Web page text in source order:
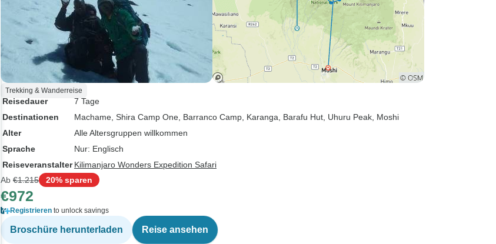
Trekking & Wanderreise
Reisedauer
7 Tage
Destinationen
Machame , Shira Camp One , Barranco Camp , Karanga , Barafu Hut , Uhuru Peak , Moshi
Alter
Alle Altersgruppen willkommen
Sprache
Nur: Englisch
Reiseveranstalter Kilimanjaro Wonders Expedition Safari
Ab €1.215 20% sparen
€972
Registrieren to unlock savings
Broschüre herunterladen Reise ansehen